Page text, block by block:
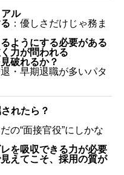
ル
：優しさだけじゃ務ま
ようにする必要がある
力が問われる
破れるか？
・早期退職が多いパタ
れたら？
“面接官役”にしかな
を吸収できる力が必要
えてこそ、採用の質が